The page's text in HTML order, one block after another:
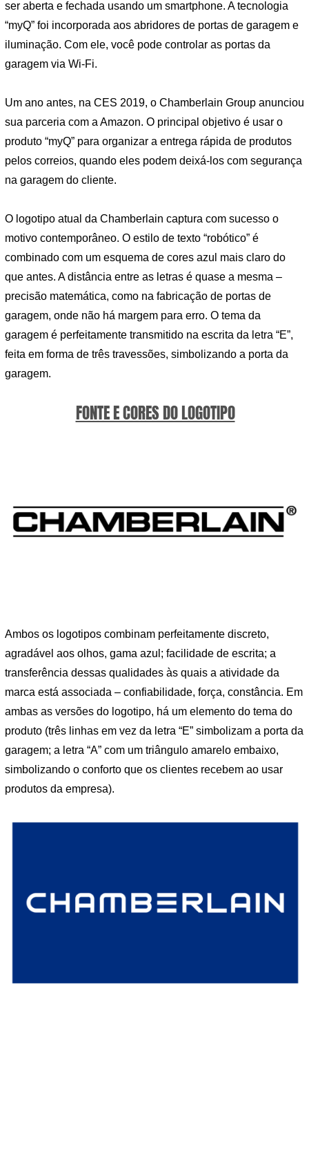
ser aberta e fechada usando um smartphone. A tecnologia
“myQ” foi incorporada aos abridores de portas de garagem e
iluminação. Com ele, você pode controlar as portas da
garagem via Wi-Fi.
Um ano antes, na CES 2019, o Chamberlain Group anunciou
sua parceria com a Amazon. O principal objetivo é usar o
produto “myQ” para organizar a entrega rápida de produtos
pelos correios, quando eles podem deixá-los com segurança
na garagem do cliente.
O logotipo atual da Chamberlain captura com sucesso o
motivo contemporâneo. O estilo de texto “robótico” é
combinado com um esquema de cores azul mais claro do
que antes. A distância entre as letras é quase a mesma –
precisão matemática, como na fabricação de portas de
garagem, onde não há margem para erro. O tema da
garagem é perfeitamente transmitido na escrita da letra “E”,
feita em forma de três travessões, simbolizando a porta da
garagem.
FONTE E CORES DO LOGOTIPO
Ambos os logotipos combinam perfeitamente discreto,
agradável aos olhos, gama azul; facilidade de escrita; a
transferência dessas qualidades às quais a atividade da
marca está associada – confiabilidade, força, constância. Em
ambas as versões do logotipo, há um elemento do tema do
produto (três linhas em vez da letra “E” simbolizam a porta da
garagem; a letra “A” com um triângulo amarelo embaixo,
simbolizando o conforto que os clientes recebem ao usar
produtos da empresa).